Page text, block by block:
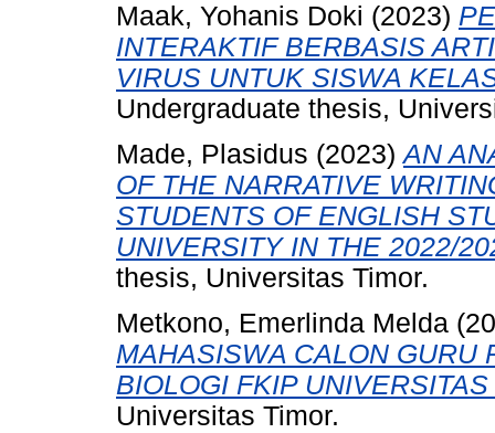
Maak, Yohanis Doki (2023)
INTERAKTIF BERBASIS
VIRUS UNTUK SISWA
Undergraduate thesis,
Made, Plasidus (2023)AN
OF THE NARRATIVE
STUDENTS OF ENGLISH
UNIVERSITY IN THE 2022/
thesis, Universitas Timor.
Metkono, Emerlinda Melda
MAHASISWA CALON GURU
BIOLOGI FKIP
Universitas Timor.